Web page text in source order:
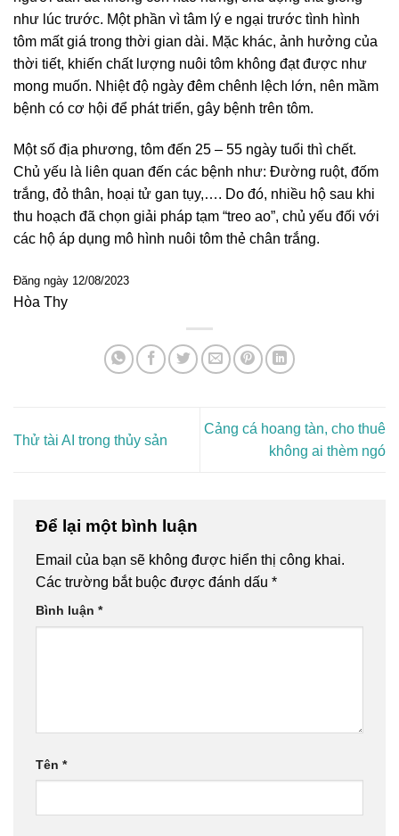
như lúc trước. Một phần vì tâm lý e ngại trước tình hình
tôm mất giá trong thời gian dài. Mặc khác, ảnh hưởng của
thời tiết, khiến chất lượng nuôi tôm không đạt được như
mong muốn. Nhiệt độ ngày đêm chênh lệch lớn, nên mầm
bệnh có cơ hội để phát triển, gây bệnh trên tôm.
Một số địa phương, tôm đến 25 – 55 ngày tuổi thì chết.
Chủ yếu là liên quan đến các bệnh như: Đường ruột, đốm
trắng, đỏ thân, hoại tử gan tụy,…. Do đó, nhiều hộ sau khi
thu hoạch đã chọn giải pháp tạm “treo ao”, chủ yếu đối với
các hộ áp dụng mô hình nuôi tôm thẻ chân trắng.
Đăng ngày 12/08/2023
Hòa Thy
Thử tài AI trong thủy sản
Cảng cá hoang tàn, cho thuê
không ai thèm ngó
Để lại một bình luận
Email của bạn sẽ không được hiển thị công khai.
Các trường bắt buộc được đánh dấu *
Bình luận *
Tên *